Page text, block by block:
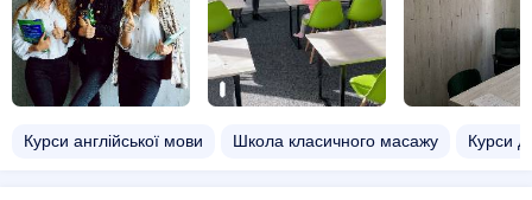
Курси англійської мови Школа класичного масажу Курси